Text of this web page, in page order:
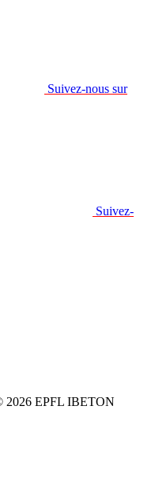
Suivez-nous sur
Suivez-
2026 EPFL IBETON